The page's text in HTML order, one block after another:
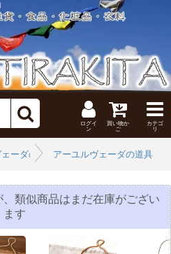
ログイ
ン
買い物か
ご
カテゴ
リ
ーダの道具、器具アーユルヴェーダの道具
類似商品はまだ在庫がござい
ます